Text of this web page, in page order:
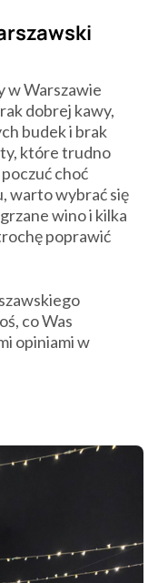
w Warszawie
dobrej kawy,
budek i brak
które trudno
choć
warto wybrać się
wino i kilka
poprawić
co Was
opiniami w